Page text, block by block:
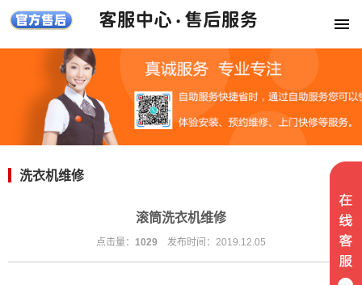
洗衣机维修
滚筒洗衣机维修
点击量： 1029 发布时间：2019.12.05